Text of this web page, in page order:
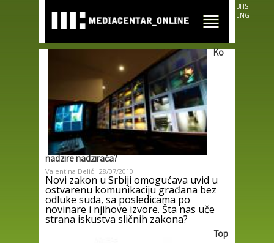
main
content
BHS
ENG
Ko
nadzire nadzirača?
Valentina Delić 28/07/2010
Novi zakon u Srbiji omogućava uvid u
ostvarenu komunikaciju građana bez
odluke suda, sa posledicama po
novinare i njihove izvore. Šta nas uče
strana iskustva sličnih zakona?
Top